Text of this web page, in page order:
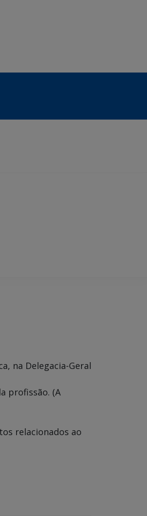
na Delegacia-Geral
profissão. (A
relacionados ao